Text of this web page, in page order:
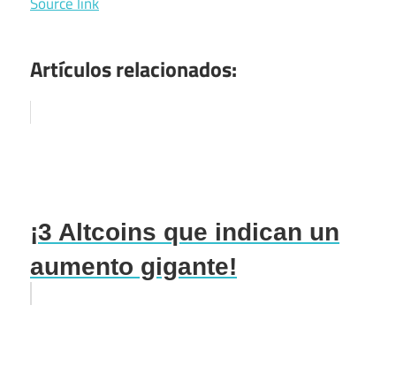
Artículos relacionados:
¡3 Altcoins que indican un
aumento gigante!